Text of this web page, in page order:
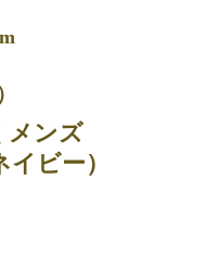
メンズ
ビー）